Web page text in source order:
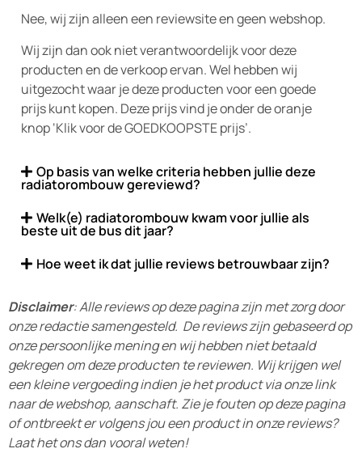
Nee, wij zijn alleen een reviewsite en geen webshop.
Wij zijn dan ook niet verantwoordelijk voor deze
producten en de verkoop ervan. Wel hebben wij
uitgezocht waar je deze producten voor een goede
prijs kunt kopen. Deze prijs vind je onder de oranje
knop ‘Klik voor de GOEDKOOPSTE prijs’.
Op basis van welke criteria hebben jullie deze
radiatorombouw gereviewd?
Welk(e) radiatorombouw kwam voor jullie als
beste uit de bus dit jaar?
Hoe weet ik dat jullie reviews betrouwbaar zijn?
Disclaimer: Alle reviews op deze pagina zijn met zorg door
onze redactie samengesteld. De reviews zijn gebaseerd op
onze persoonlijke mening en wij hebben niet betaald
gekregen om deze producten te reviewen. Wij krijgen wel
een kleine vergoeding indien je het product via onze link
naar de webshop, aanschaft. Zie je fouten op deze pagina
of ontbreekt er volgens jou een product in onze reviews?
Laat het ons dan vooral weten!